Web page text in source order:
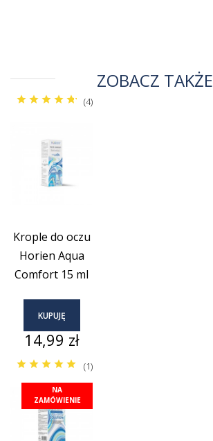
ZOBACZ TAKŻE
(4)
Krople do oczu
Horien Aqua
Comfort 15 ml
KUPUJĘ
Cena
14,99 zł
(1)
NA
ZAMÓWIENIE